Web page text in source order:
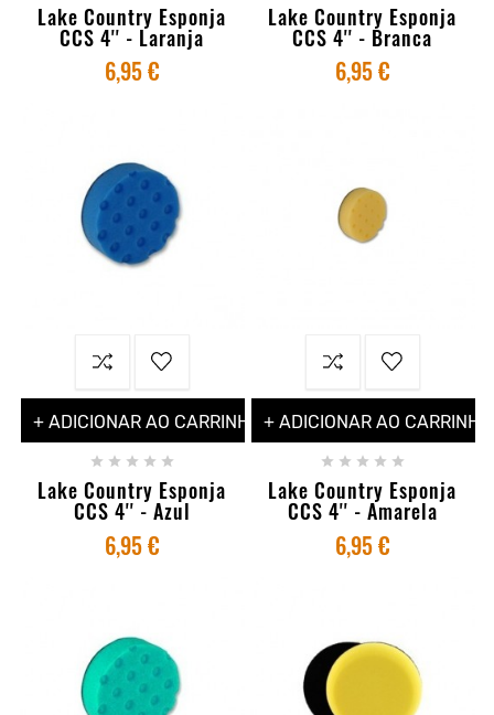
Lake Country Esponja
CCS 4'' - Laranja
6,95 €
Lake Country Esponja
CCS 4'' - Branca
6,95 €
+ ADICIONAR AO CARRINHO
    
Lake Country Esponja
CCS 4'' - Azul
6,95 €
+ ADICIONAR AO CARRINHO
    
Lake Country Esponja
CCS 4'' - Amarela
6,95 €